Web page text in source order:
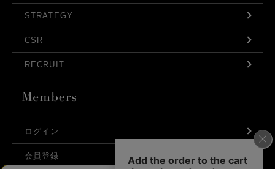
STRATEGY
CSR
RECRUIT
ログイン
会員登録